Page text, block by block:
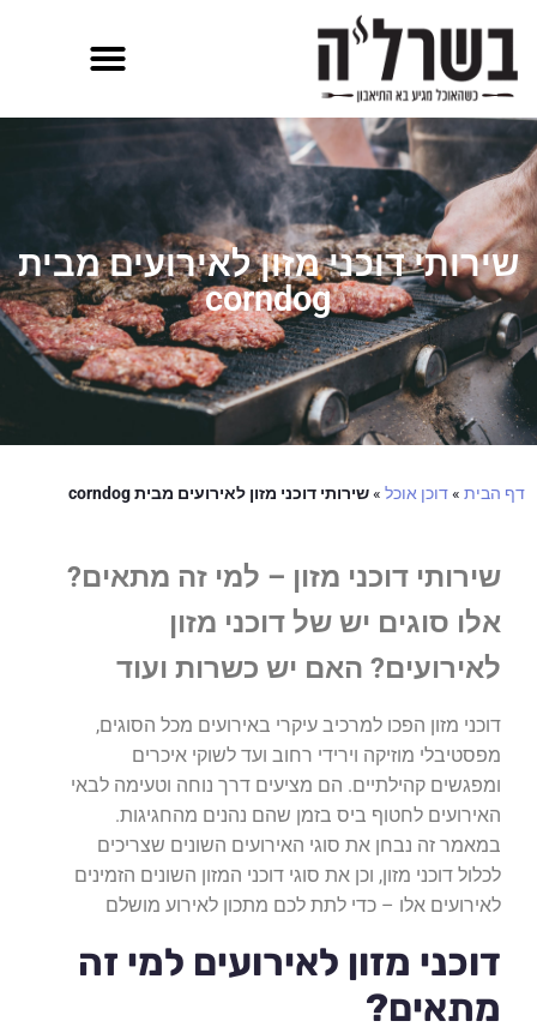
שירותי דוכני מזון לאירועים מבית
corndog
דף הבית »דוכן אוכל »שירותי דוכני מזון לאירועים מבית corndog
שירותי דוכני מזון – למי זה מתאים?
אלו סוגים יש של דוכני מזון
לאירועים? האם יש כשרות ועוד
דוכני מזון הפכו למרכיב עיקרי באירועים מכל הסוגים,
מפסטיבלי מוזיקה וירידי רחוב ועד לשוקי איכרים
ומפגשים קהילתיים. הם מציעים דרך נוחה וטעימה לבאי
האירועים לחטוף ביס בזמן שהם נהנים מהחגיגות.
במאמר זה נבחן את סוגי האירועים השונים שצריכים
לכלול דוכני מזון, וכן את סוגי דוכני המזון השונים הזמינים
לאירועים אלו – כדי לתת לכם מתכון לאירוע מושלם
דוכני מזון לאירועים למי זה
מתאים?